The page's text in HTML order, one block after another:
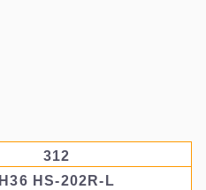
312
H36 HS-202R-L